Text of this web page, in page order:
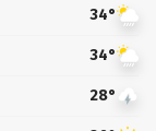
34°
34°
28°